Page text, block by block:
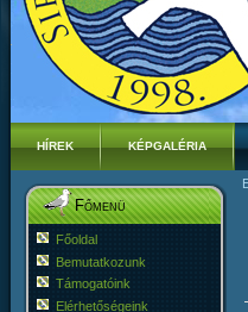
HÍREK KÉPGALÉRIA
Főmenü
Főoldal
Bemutatkozunk
Támogatóink
Elérhetőségeink